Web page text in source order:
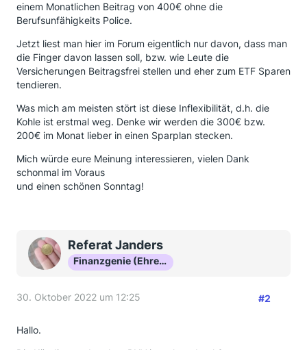
einem Monatlichen Beitrag von 400€ ohne die
Berufsunfähigkeits Police.
Jetzt liest man hier im Forum eigentlich nur davon, dass man
die Finger davon lassen soll, bzw. wie Leute die
Versicherungen Beitragsfrei stellen und eher zum ETF Sparen
tendieren.
Was mich am meisten stört ist diese Inflexibilität, d.h. die
Kohle ist erstmal weg. Denke wir werden die 300€ bzw.
200€ im Monat lieber in einen Sparplan stecken.
Mich würde eure Meinung interessieren, vielen Dank
schonmal im Voraus
und einen schönen Sonntag!
Referat Janders
Finanzgenie (Ehrenmitglied)
30. Oktober 2022 um 12:25 #2
Hallo.